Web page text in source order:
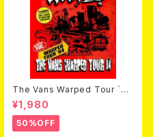
The Vans Warped Tour `04
Beyond Warped (国内盤DV
D)
¥1,980
50%OFF